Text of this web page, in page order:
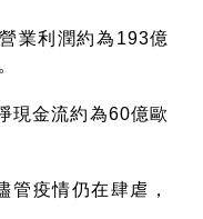
業利潤約為 193億
現金流約為60億歐
管疫情仍在肆虐，